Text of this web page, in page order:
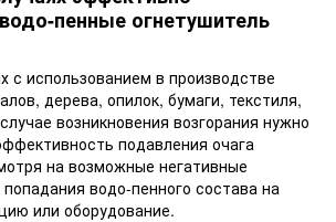
пенные огнетушитель
с использованием в производстве
дерева, опилок, бумаги, текстиля,
возникновения возгорания нужно
подавления очага
на возможные негативные
водо-пенного состава на
или оборудование.